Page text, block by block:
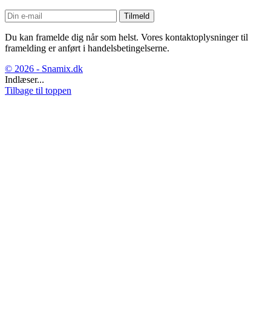
Du kan framelde dig når som helst. Vores kontaktoplysninger til
framelding er anført i handelsbetingelserne.
© 2026 - Snamix.dk
Indlæser...
Tilbage til toppen